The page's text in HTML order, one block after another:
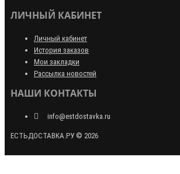
ЛИЧНЫЙ КАБИНЕТ
Личный кабинет
История заказов
Мои закладки
Рассылка новостей
НАШИ КОНТАКТЫ
info@estdostavka.ru
ЕСТЬДОСТАВКА.РУ © 2026